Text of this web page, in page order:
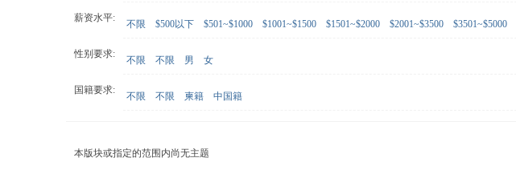
薪资水平:
不限 $500以下 $501~$1000 $1001~$1500 $1501~$2000 $2001~$3500 $3501~$5000
性别要求:
不限 不限 男 女
国籍要求:
不限 不限 柬籍 中国籍
本版块或指定的范围内尚无主题